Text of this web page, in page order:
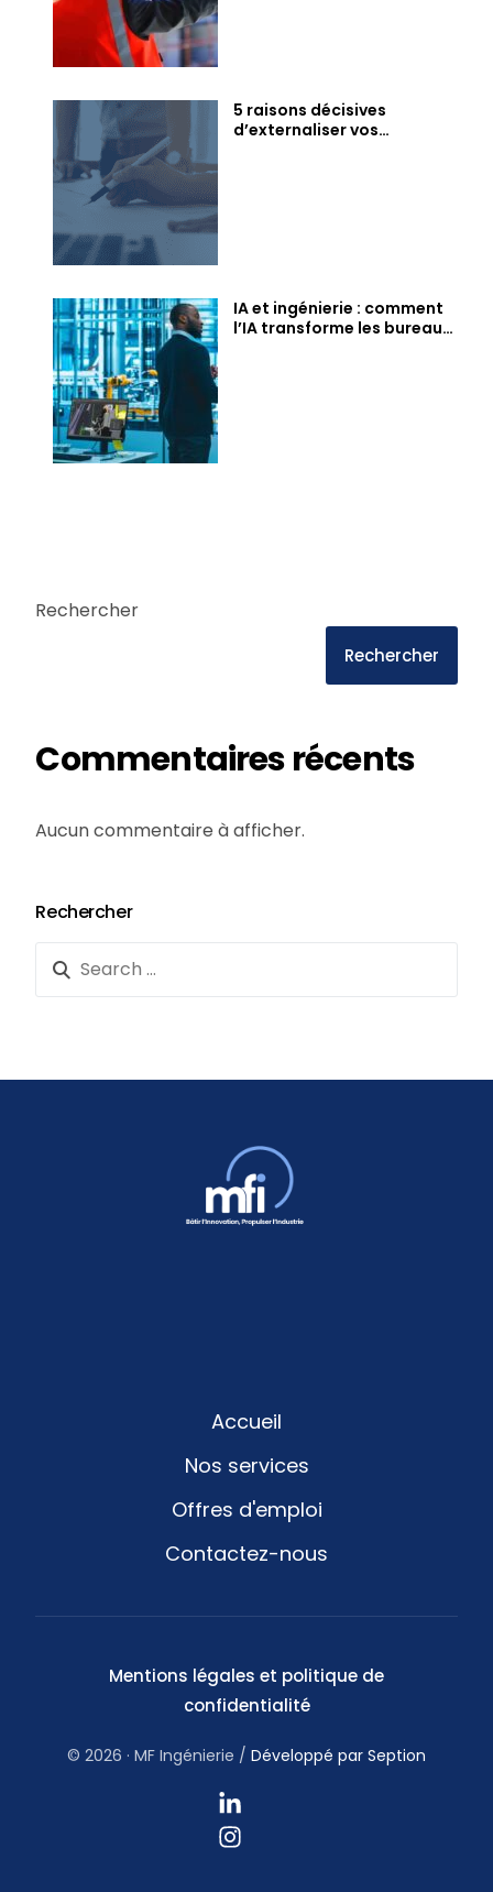
5 raisons décisives
d’externaliser vos
IA et ingénierie : comment
l’IA transforme les bureaux
Rechercher
Rechercher
Commentaires récents
Aucun commentaire à afficher.
Rechercher
Accueil
Nos services
Offres d'emploi
Contactez-nous
Mentions légales et politique de
confidentialité
© 2026 · MF Ingénierie / Développé par Seption
Rejoignez-nous !